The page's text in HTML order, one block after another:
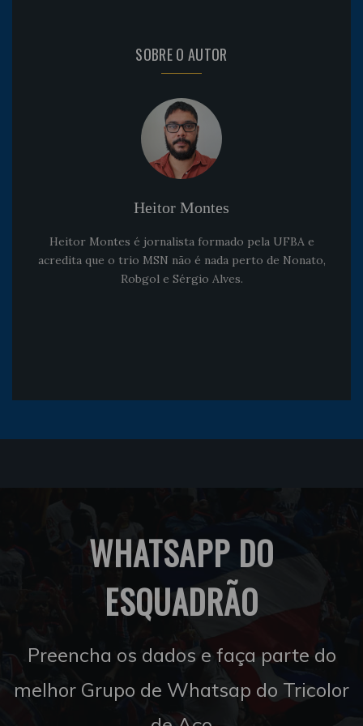
SOBRE O AUTOR
Heitor Montes
Heitor Montes é jornalista formado pela UFBA e
acredita que o trio MSN não é nada perto de Nonato,
Robgol e Sérgio Alves.
WHATSAPP DO
ESQUADRÃO
Preencha os dados e faça parte do
melhor Grupo de Whatsap do Tricolor